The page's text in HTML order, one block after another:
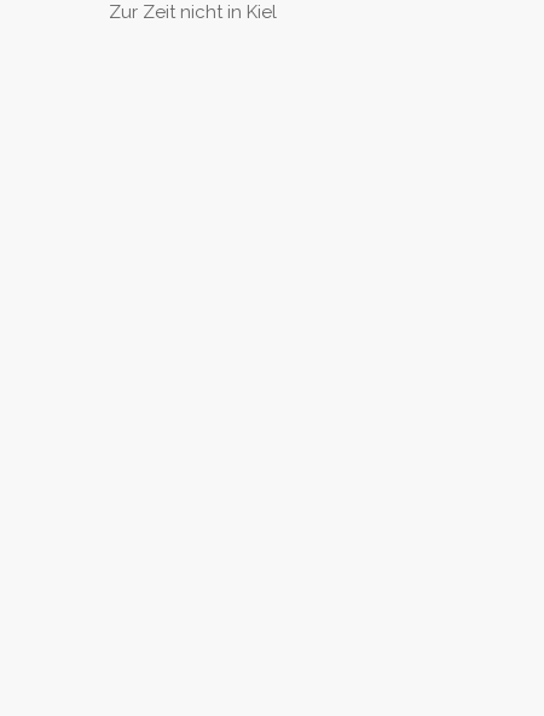
Zur Zeit nicht in Kiel